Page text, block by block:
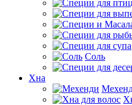
Соль
Хна